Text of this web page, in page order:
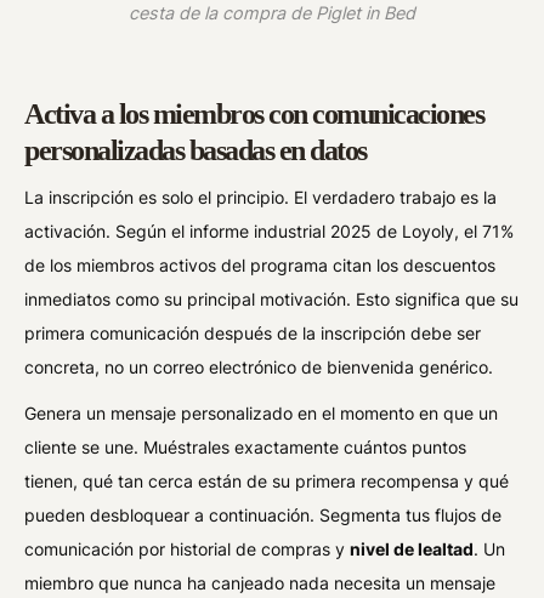
cesta de la compra de Piglet in Bed
Activa a los miembros con comunicaciones
personalizadas basadas en datos
La inscripción es solo el principio. El verdadero trabajo es la
activación. Según el informe industrial 2025 de Loyoly, el 71%
de los miembros activos del programa citan los descuentos
inmediatos como su principal motivación. Esto significa que su
primera comunicación después de la inscripción debe ser
concreta, no un correo electrónico de bienvenida genérico.
Genera un mensaje personalizado en el momento en que un
cliente se une. Muéstrales exactamente cuántos puntos
tienen, qué tan cerca están de su primera recompensa y qué
pueden desbloquear a continuación. Segmenta tus flujos de
comunicación por historial de compras ynivel de lealtad. Un
miembro que nunca ha canjeado nada necesita un mensaje